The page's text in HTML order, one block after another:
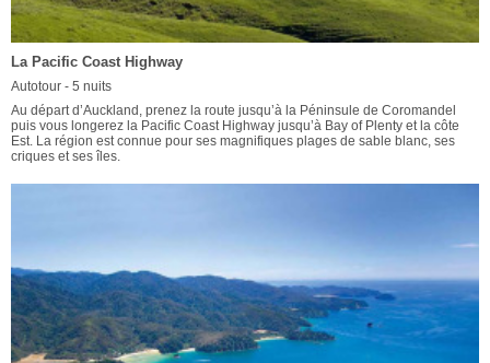
La Pacific Coast Highway
Autotour - 5 nuits
Au départ d’Auckland, prenez la route jusqu’à la Péninsule de Coromandel
puis vous longerez la Pacific Coast Highway jusqu’à Bay of Plenty et la côte
Est. La région est connue pour ses magnifiques plages de sable blanc, ses
criques et ses îles.